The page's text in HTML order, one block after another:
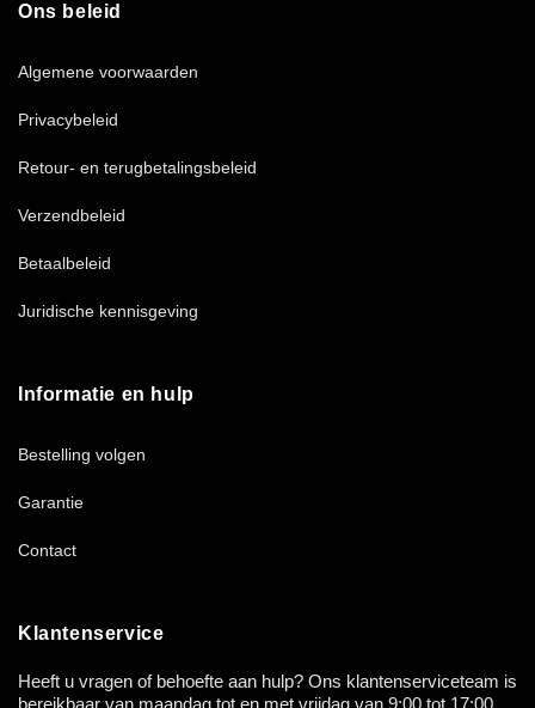
Ons beleid
Algemene voorwaarden
Privacybeleid
Retour- en terugbetalingsbeleid
Verzendbeleid
Betaalbeleid
Juridische kennisgeving
Informatie en hulp
Bestelling volgen
Garantie
Contact
Klantenservice
Heeft u vragen of behoefte aan hulp? Ons klantenserviceteam is
bereikbaar van maandag tot en met vrijdag van 9:00 tot 17:00